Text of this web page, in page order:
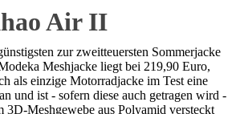
Air II
zur zweitteuersten Sommerjacke
Meshjacke liegt bei 219,90 Euro,
als einzige Motorradjacke im Test eine
und ist - sofern diese auch getragen wird -
3D-Meshgewebe aus Polyamid versteckt